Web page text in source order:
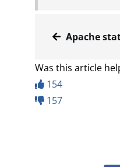
Apache
Was this article
154
157